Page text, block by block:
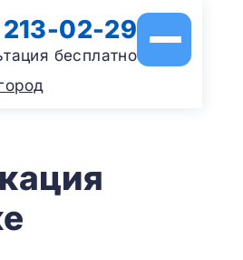
02-29
бесплатно